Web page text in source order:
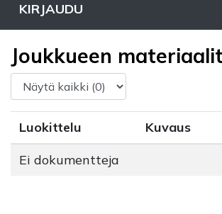
KIRJAUDU
Joukkueen materiaalit
Luokittelu Kuvaus
Ei dokumentteja